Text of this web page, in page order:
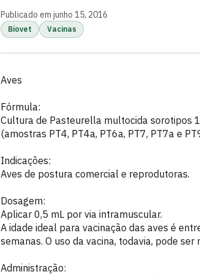
Publicado em junho 15, 2016
Biovet Vacinas
Aves
Fórmula:
Cultura de Pasteurella multocida sorotipos
(amostras PT4, PT4a, PT6a, PT7, PT7a e
Indicações:
Aves de postura comercial e reprodutoras.
Dosagem:
Aplicar 0,5 mL por via intramuscular.
A idade ideal para vacinação das aves é
semanas. O uso da vacina, todavia, pode
Administração: